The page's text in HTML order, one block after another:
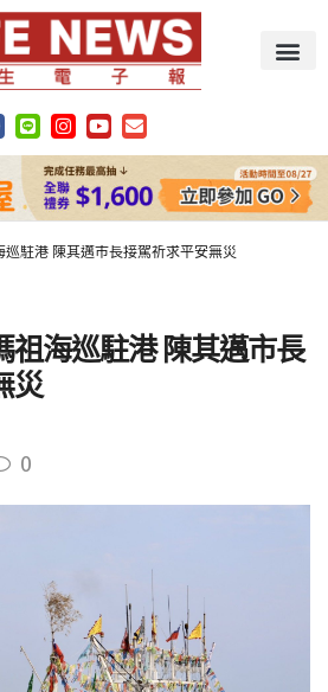
巡駐港 陳其邁市長接駕祈求平安無災
祖海巡駐港 陳其邁市長
災
0